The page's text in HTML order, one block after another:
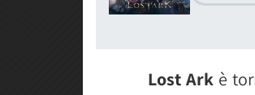
Lost Ark è